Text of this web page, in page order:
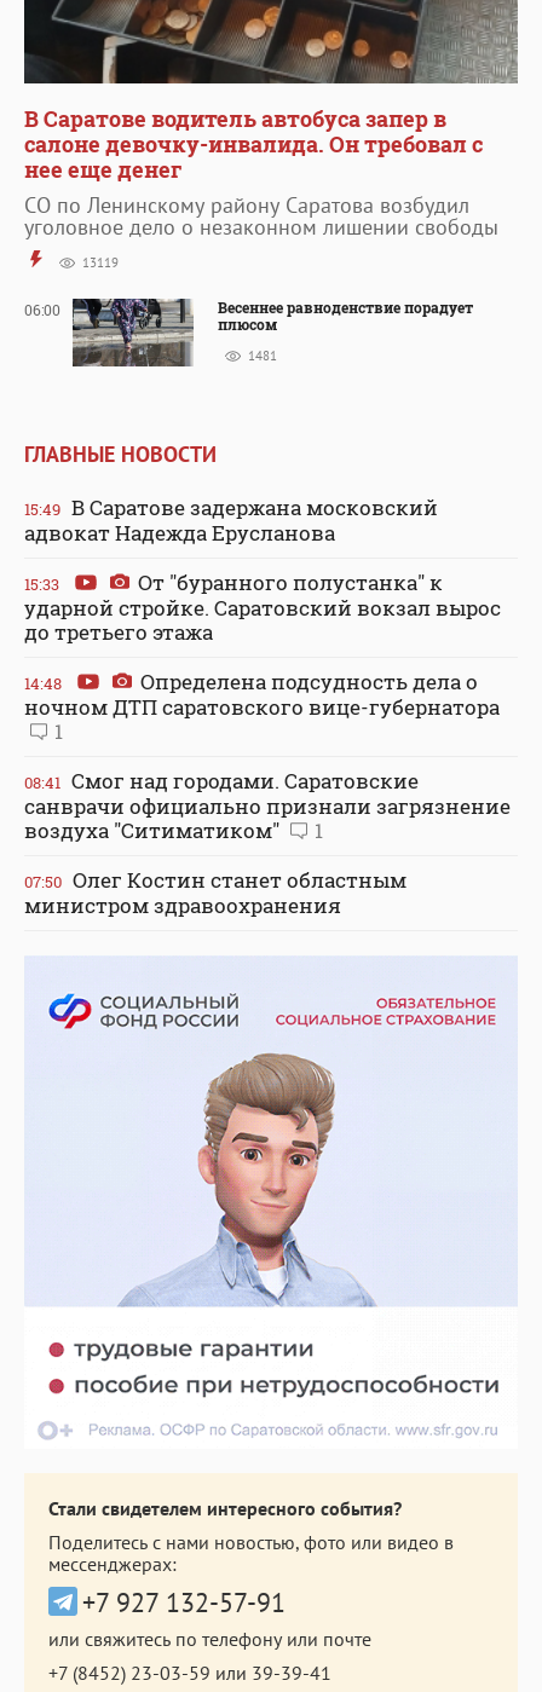
В Саратове водитель автобуса запер в
салоне девочку-инвалида. Он требовал с
нее еще денег
СО по Ленинскому району Саратова возбудил
уголовное дело о незаконном лишении свободы
13119
06:00
Весеннее равноденствие порадует
плюсом
1481
ГЛАВНЫЕ НОВОСТИ
15:49 В Саратове задержана московский
адвокат Надежда Ерусланова
15:33
От "буранного полустанка" к
ударной стройке. Саратовский вокзал вырос
до третьего этажа
14:48
Определена подсудность дела о
ночном ДТП саратовского вице-губернатора
1
08:41 Смог над городами. Саратовские
санврачи официально признали загрязнение
воздуха "Ситиматиком"
1
07:50 Олег Костин станет областным
министром здравоохранения
Стали свидетелем интересного события?
Поделитесь с нами новостью, фото или видео в
мессенджерах:
+7 927 132-57-91
или свяжитесь по телефону или почте
+7 (8452) 23-03-59 или 39-39-41